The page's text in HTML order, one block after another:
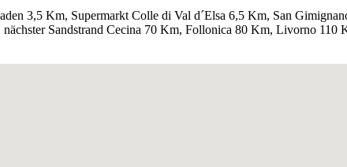
3,5 Km, Supermarkt Colle di Val d´Elsa 6,5 Km, San
Sandstrand Cecina 70 Km, Follonica 80 Km, Livorno